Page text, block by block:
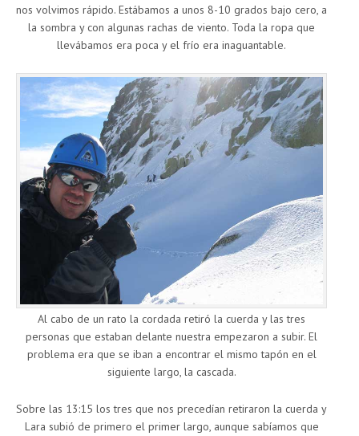
nos volvimos rápido. Estábamos a unos 8-10 grados bajo cero, a
la sombra y con algunas rachas de viento. Toda la ropa que
llevábamos era poca y el frío era inaguantable.
Al cabo de un rato la cordada retiró la cuerda y las tres
personas que estaban delante nuestra empezaron a subir. El
problema era que se iban a encontrar el mismo tapón en el
siguiente largo, la cascada.
Sobre las 13:15 los tres que nos precedían retiraron la cuerda y
Lara subió de primero el primer largo, aunque sabíamos que